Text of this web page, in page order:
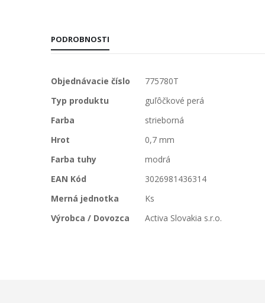
PODROBNOSTI
Viac
informácií
Objednávacie číslo
775780T
Typ produktu
guľôčkové perá
Farba
strieborná
Hrot
0,7 mm
Farba tuhy
modrá
EAN Kód
3026981436314
Merná jednotka
Ks
Výrobca / Dovozca
Activa Slovakia s.r.o.